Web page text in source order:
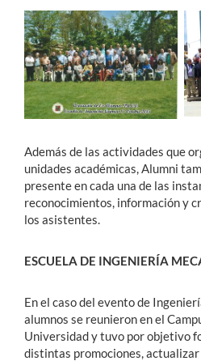
Además de las actividades que
unidades académicas, Alumni
presente en cada una de las
reconocimientos, información y
los asistentes.
ESCUELA DE INGENIERÍA
En el caso del evento de
alumnos se reunieron en el
Universidad y tuvo por objetivo
distintas promociones,